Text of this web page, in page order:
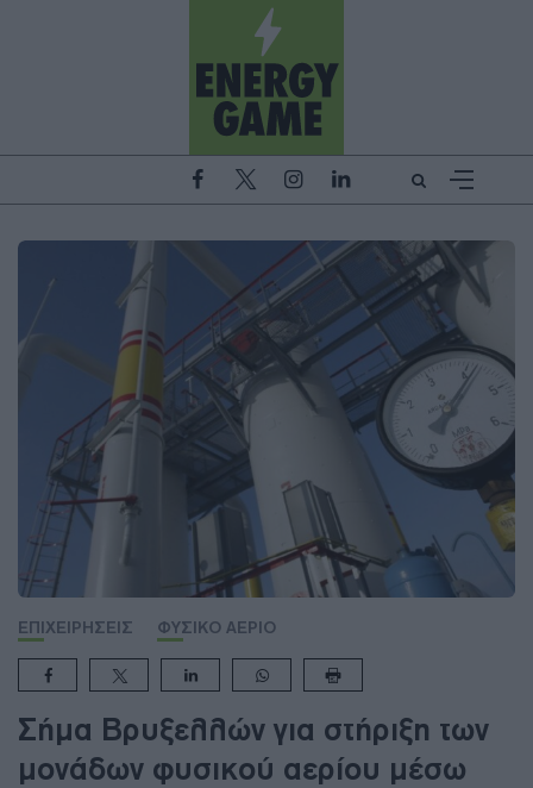
ΕΠΙΧΕΙΡΗΣΕΙΣ ΦΥΣΙΚΟ ΑΕΡΙΟ
Σήμα Βρυξελλών για στήριξη των
μονάδων φυσικού αερίου μέσω